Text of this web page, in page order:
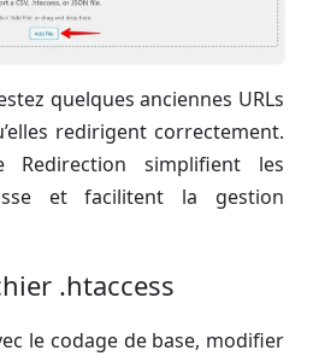
quelques anciennes URLs
redirigent correctement.
Redirection simplifient les
et facilitent la gestion
.htaccess
le codage de base, modifier